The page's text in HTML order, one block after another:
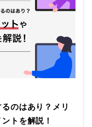
のはあり？メリ
トを解説！